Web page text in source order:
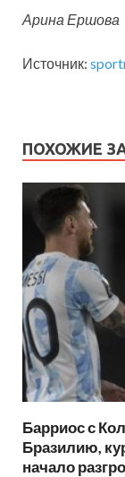
Арина Ершова
Источник:
ПОХОЖИЕ
Барриос с
Бразилию,
начало